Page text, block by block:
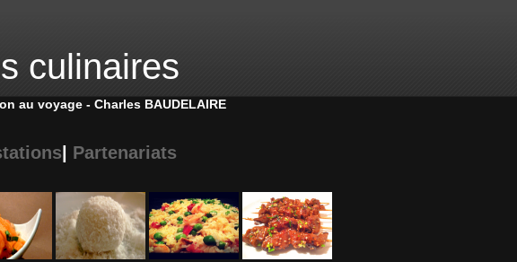
culinaires
au voyage - Charles BAUDELAIRE
Partenariats